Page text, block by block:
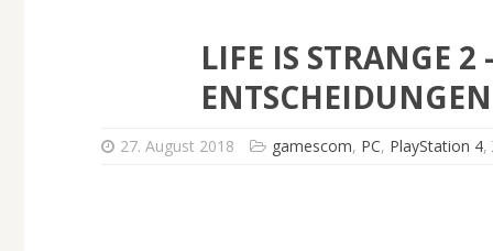
LIFE IS STRANGE
ENTSCHEIDUNGEN
27. August 2018 gamescom, PC, PlayStation 4,